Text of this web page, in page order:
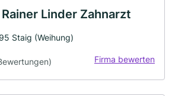
Linder Zahnarzt
Staig (Weihung)
Firma bewerten